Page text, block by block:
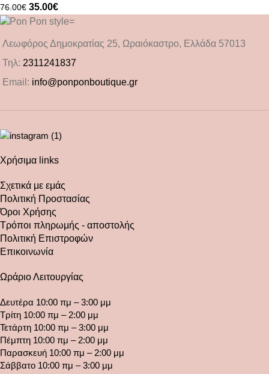
76.00€ 35.00€
Λεωφόρος Δημοκρατίας 25, Ωραιόκαστρο, Ελλάδα 57013
Τηλ: 2311241837
Email: info@ponponboutique.gr
Χρήσιμα links
Σχετικά με εμάς
Πολιτική Προστασίας
Όροι Χρήσης
Τρόποι πληρωμής - αποστολής
Πολιτική Επιστροφών
Επικοινωνία
Ωράριο Λειτουργίας
Δευτέρα 10:00 πμ – 3:00 μμ
Τρίτη 10:00 πμ – 2:00 μμ
Τετάρτη 10:00 πμ – 3:00 μμ
Πέμπτη 10:00 πμ – 2:00 μμ
Παρασκευή 10:00 πμ – 2:00 μμ
Σάββατο 10:00 πμ – 3:00 μμ